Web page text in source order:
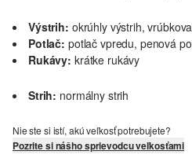
Výstrih: okrúhly výstrih,
Potlač: potlač vpredu, penová
Rukávy: krátke rukávy
Strih: normálny strih
Nie ste si istí, akú veľkosť potrebujete?
Pozrite si nášho sprievodcu veľkosťami